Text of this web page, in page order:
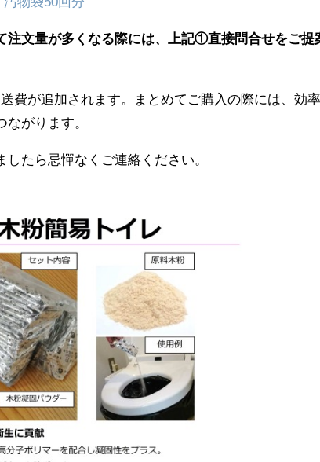
注文量が多くなる際には、上記①直接問合せをご提
が追加されます。まとめてご購入の際には、効
がります。
たら忌憚なくご連絡ください。